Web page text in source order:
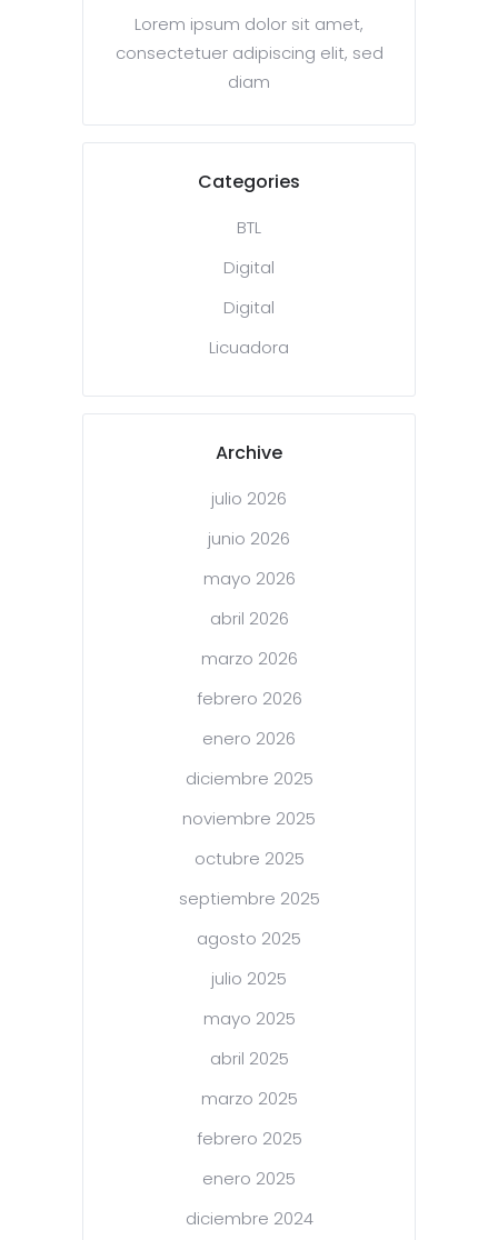
Lorem ipsum dolor sit amet,
consectetuer adipiscing elit, sed
diam
Categories
BTL
Digital
Digital
Licuadora
Archive
julio 2026
junio 2026
mayo 2026
abril 2026
marzo 2026
febrero 2026
enero 2026
diciembre 2025
noviembre 2025
octubre 2025
septiembre 2025
agosto 2025
julio 2025
mayo 2025
abril 2025
marzo 2025
febrero 2025
enero 2025
diciembre 2024